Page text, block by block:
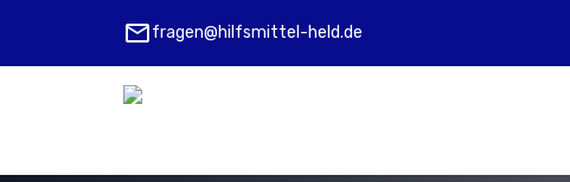
mailfragen@hilfsmittel-held.de